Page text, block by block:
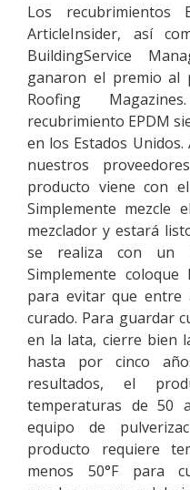
Los recubrimientos
ArticleInsider, así
BuildingService
ganaron el premio al
Roofing
recubrimiento EPDM
en los Estados Unidos.
nuestros
producto viene con
Simplemente mezcle
mezclador y estará
se realiza con un
Simplemente
para evitar que entre
curado. Para guardar
en la lata, cierre bien
hasta por cinco
resultados, el
temperaturas de 50
equipo de
producto requiere
menos 50°F para